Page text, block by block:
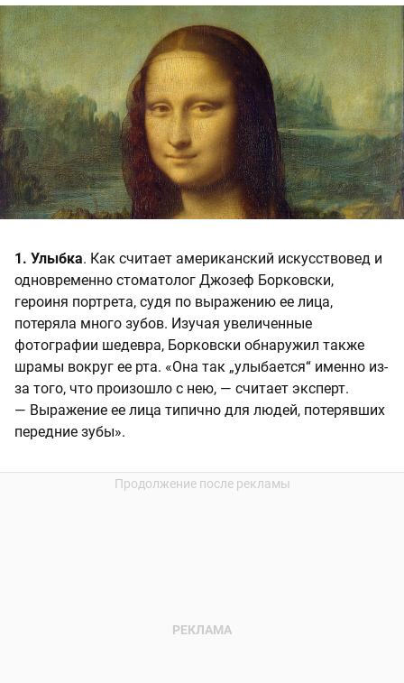
1. Улыбка. Как считает американский искусствовед и
одновременно стоматолог Джозеф Борковски,
героиня портрета, судя по выражению ее лица,
потеряла много зубов. Изучая увеличенные
фотографии шедевра, Борковски обнаружил также
шрамы вокруг ее рта. «Она так „улыбается“ именно из-
за того, что произошло с нею, — считает эксперт.
— Выражение ее лица типично для людей, потерявших
передние зубы».